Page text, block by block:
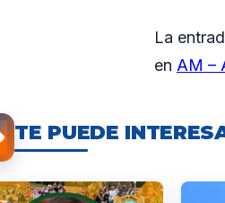
La
en AM –
TE PUEDE